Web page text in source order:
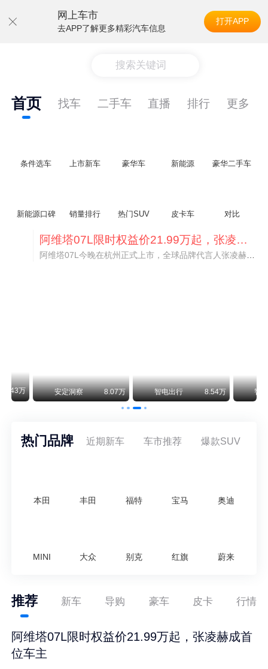
网上车市
去APP了解更多精彩汽车信息
打开APP
搜索关键词
首页 找车 二手车 直播 排行 更多
条件选车 上市新车 豪华车 新能源 豪华二手车
新能源口碑 销量排行 热门SUV 皮卡车 对比
阿维塔07L限时权益价21.99万起，张凌赫成首位车主
阿维塔07L今晚在杭州正式上市，全球品牌代言人张凌赫现场提车，成为这台车的第一位主人。三个版本：Elite纯电版22.99万，Max+后驱纯电版24.99万，Ultra三电机四驱版27.99万。
安定洞察 8.07万 智电出行 8.54万 智电出行
热门品牌 近期新车 车市推荐 爆款SUV
本田 丰田 福特 宝马 奥迪
MINI 大众 别克 红旗 蔚来
推荐 新车 导购 豪车 皮卡 行情
阿维塔07L限时权益价21.99万起，张凌赫成首
位车主